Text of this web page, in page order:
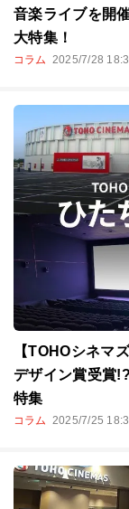
音楽ライブを開
大特集！
コラム 2025/7/28
【TOHOシネマ
デザイン賞受賞
特集
コラム 2025/7/25